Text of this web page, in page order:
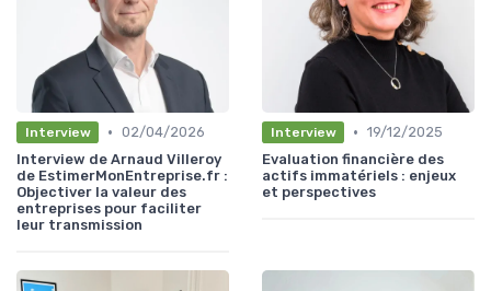
Interview • 02/04/2026
Interview de Arnaud Villeroy
de EstimerMonEntreprise.fr :
Objectiver la valeur des
entreprises pour faciliter
leur transmission
Interview • 19/12/2025
Evaluation financière des
actifs immatériels : enjeux
et perspectives